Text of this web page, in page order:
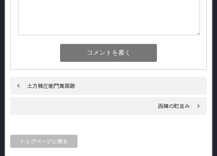
土方楠左衛門寓居跡
西陣の町並み
トップページに戻る